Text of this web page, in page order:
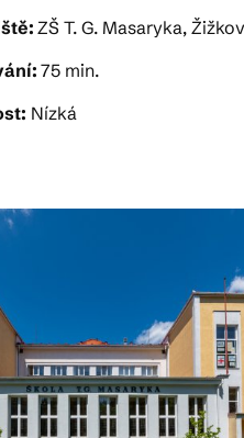
ZŠ T. G. Masaryka,
75 min.
Nízká